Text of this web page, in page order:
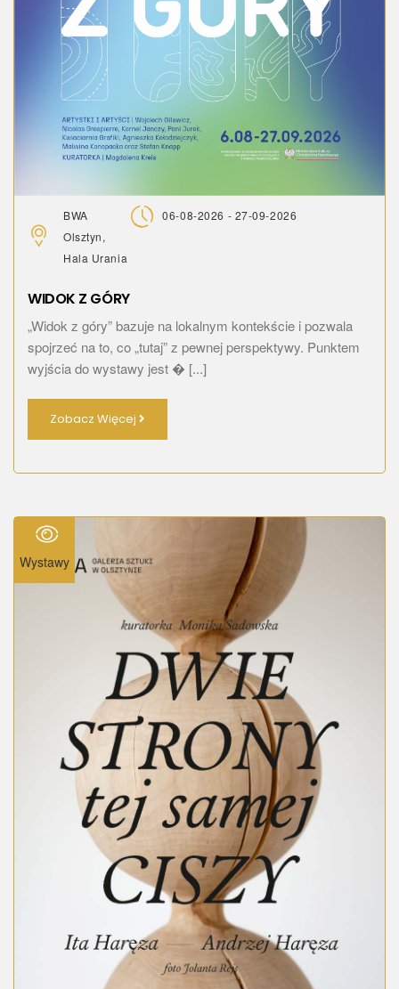
BWA
Olsztyn,
Hala Urania
06-08-2026 - 27-09-2026
WIDOK Z GÓRY
„Widok z góry” bazuje na lokalnym kontekście i pozwala
spojrzeć na to, co „tutaj” z pewnej perspektywy. Punktem
wyjścia do wystawy jest � [...]
Zobacz Więcej
Wystawy